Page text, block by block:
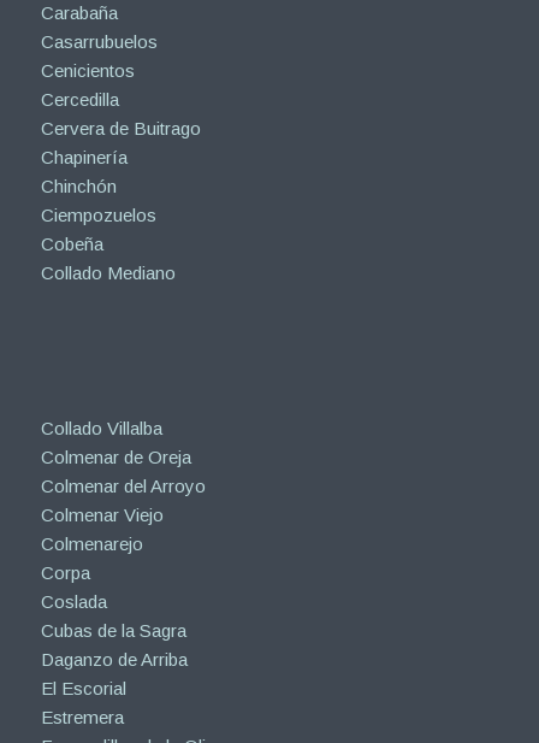
Carabaña
Casarrubuelos
Cenicientos
Cercedilla
Cervera de Buitrago
Chapinería
Chinchón
Ciempozuelos
Cobeña
Collado Mediano
Collado Villalba
Colmenar de Oreja
Colmenar del Arroyo
Colmenar Viejo
Colmenarejo
Corpa
Coslada
Cubas de la Sagra
Daganzo de Arriba
El Escorial
Estremera